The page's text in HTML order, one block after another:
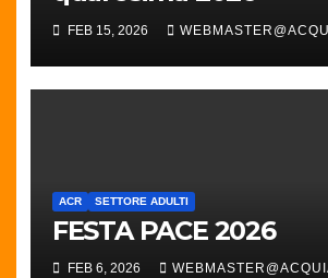
FEB 15, 2026
ACR SETTORE ADULTI
FESTA PACE 2026
FEB 6, 2026